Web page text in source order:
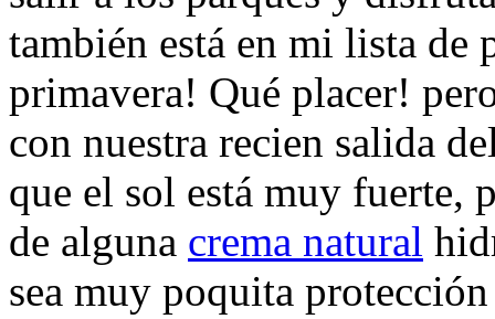
también está en mi lista de
primavera! Qué placer!
con nuestra recien salida
que el sol está muy fuerte,
de alguna crema natural
sea muy poquita